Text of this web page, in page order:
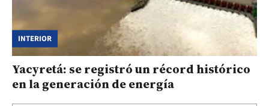
INTERIOR
Yacyretá: se registró un récord histórico
en la generación de energía